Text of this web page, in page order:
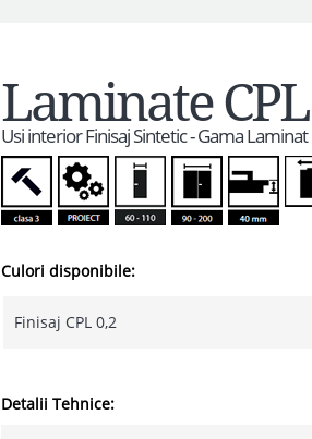
Laminate
Usi interior Finisaj Sintetic - Gama Laminat
Culori disponibile:
Finisaj CPL 0,2
Detalii Tehnice: